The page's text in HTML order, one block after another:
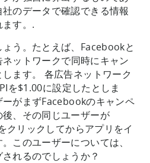
のデータで確認できる情報
す。.
う。たとえば、Facebookと
ットワークで同時にキャン
ます。 各広告ネットワーク
を$1.00に設定したとしま
がまずFacebookのキャンペ
、その同じユーザーが
クリックしてからアプリをイ
このユーザーについては、
れるのでしょうか？